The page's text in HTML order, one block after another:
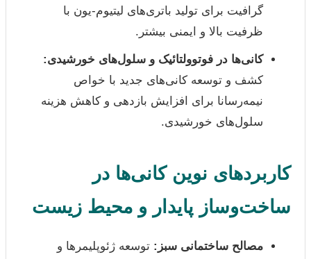
گرافیت برای تولید باتری‌های لیتیوم-یون با
ظرفیت بالا و ایمنی بیشتر.
کانی‌ها در فوتوولتائیک و سلول‌های خورشیدی:
کشف و توسعه کانی‌های جدید با خواص
نیمه‌رسانا برای افزایش بازدهی و کاهش هزینه
سلول‌های خورشیدی.
کاربردهای نوین کانی‌ها در
ساخت‌وساز پایدار و محیط زیست
مصالح ساختمانی سبز: توسعه ژئوپلیمرها و